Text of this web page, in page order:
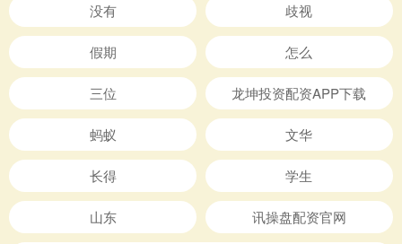
没有 歧视
假期 怎么
三位 龙坤投资配资APP下载
蚂蚁 文华
长得 学生
山东 讯操盘配资官网